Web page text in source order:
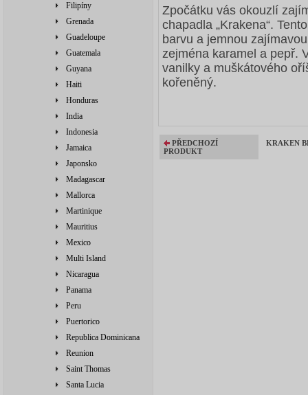
Filipíny
Grenada
Guadeloupe
Guatemala
Guyana
Haiti
Honduras
India
Indonesia
Jamaica
Japonsko
Madagascar
Mallorca
Martinique
Mauritius
Mexico
Multi Island
Nicaragua
Panama
Peru
Puertorico
Republica Dominicana
Reunion
Saint Thomas
Santa Lucia
Zpočátku vás okouzlí
chapadla „Krakena“.
barvu a jemnou
zejména karamel a pepř.
vanilky a muškátového
kořeněný.
PŘEDCHOZÍ
PRODUKT
KRAKEN